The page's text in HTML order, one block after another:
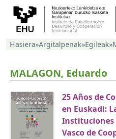
Hasiera»Argitalpenak»Egileak»
MALAGON, Eduardo
25 Años de
en Euskadi:
Instituciones
Vasco de